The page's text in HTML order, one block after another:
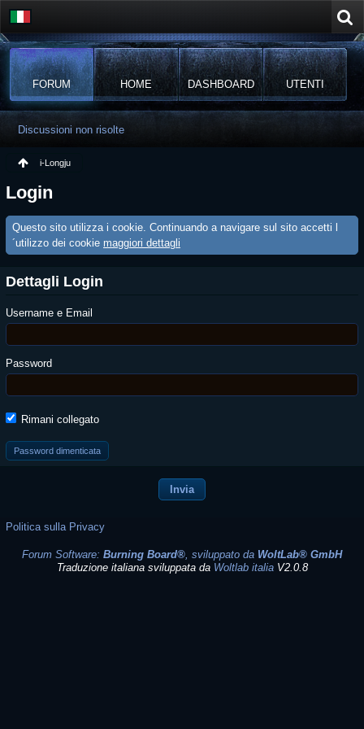
FORUM HOME DASHBOARD UTENTI
Discussioni non risolte
i-Longju
Login
Questo sito utilizza i cookie. Continuando a navigare sul sito accetti l
´utilizzo dei cookie maggiori dettagli
Dettagli Login
Username e Email
Password
Rimani collegato
Password dimenticata
Politica sulla Privacy
Forum Software: Burning Board®, sviluppato da WoltLab® GmbH
Traduzione italiana sviluppata da Woltlab italiaV2.0.8